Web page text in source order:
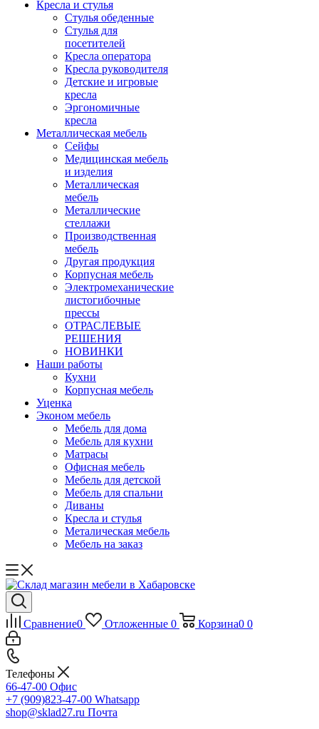
Кресла и стулья
Стулья обеденные
Стулья для
посетителей
Кресла оператора
Кресла руководителя
Детские и игровые
кресла
Эргономичные
кресла
Металлическая мебель
Сейфы
Медицинская мебель
и изделия
Металлическая
мебель
Металлические
стеллажи
Производственная
мебель
Другая продукция
Корпусная мебель
Электромеханические
листогибочные
прессы
ОТРАСЛЕВЫЕ
РЕШЕНИЯ
НОВИНКИ
Наши работы
Кухни
Корпусная мебель
Уценка
Эконом мебель
Мебель для дома
Мебель для кухни
Матрасы
Офисная мебель
Мебель для детской
Мебель для спальни
Диваны
Кресла и стулья
Металическая мебель
Мебель на заказ
Сравнение0 Отложенные 0 Корзина0 0
Телефоны
66-47-00 Офис
+7 (909)823-47-00 Whatsapp
shop@sklad27.ru Почта